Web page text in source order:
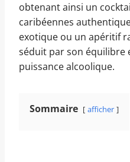
obtenant ainsi un
caribéennes
exotique ou un apéritif
séduit par son équilibre
puissance alcoolique.
Sommaire afficher